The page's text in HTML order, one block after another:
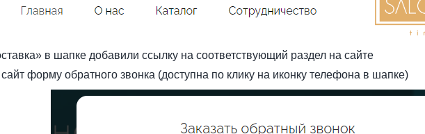
в шапке добавили ссылку на соответствующий раздел на сайте
форму обратного звонка (доступна по клику на иконку телефона в шапке)